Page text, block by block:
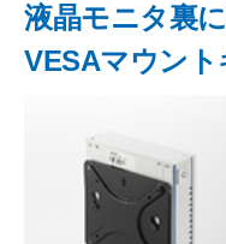
液晶モニタ裏
VESAマウン